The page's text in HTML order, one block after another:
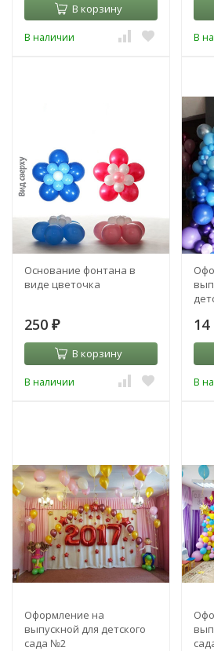
В корзину
В наличии В
Основание фонтана в
виде цветочка
250 ₽
В корзину
В наличии
14
В
Оформление на
выпускной для детского
сада №2